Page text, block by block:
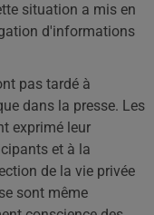
situation a mis en
d'informations
pas tardé à
dans la presse. Les
exprimé leur
et à la
de la vie privée
sont même